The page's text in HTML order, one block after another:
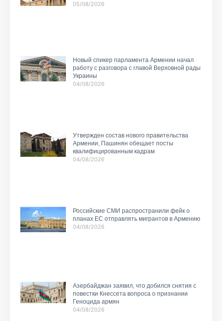
05/08/2026
Новый спикер парламента Армении начал
работу с разговора с главой Верховной рады
Украины
04/08/2026
Утвержден состав нового правительства
Армении, Пашинян обещает посты
квалифицированным кадрам
04/08/2026
Российские СМИ распространили фейк о
планах ЕС отправлять мигрантов в Армению
04/08/2026
Азербайджан заявил, что добился снятия с
повестки Кнессета вопроса о признании
Геноцида армян
04/08/2026